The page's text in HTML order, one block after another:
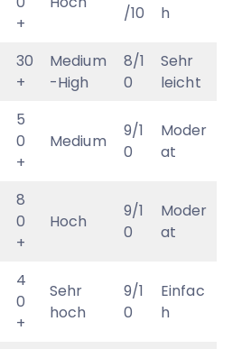
+
/10
h
30
+
Medium
-High
8/1
0
Sehr
leicht
5
0
+
Medium
9/1
0
Moder
at
8
0
+
Hoch
9/1
0
Moder
at
4
0
+
Sehr
hoch
9/1
0
Einfac
h